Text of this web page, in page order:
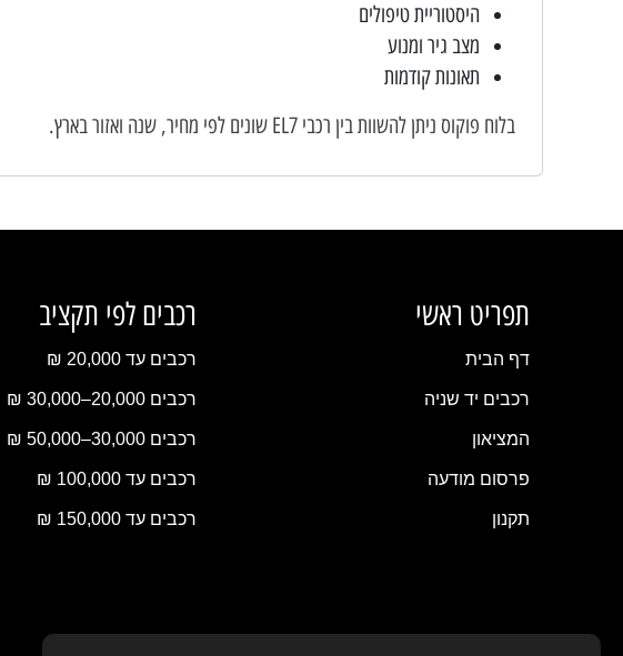
היסטוריית טיפולים
מצב גיר ומנוע
תאונות קודמות
בלוח פוקוס ניתן להשוות בין רכבי EL7 שונים לפי מחיר, שנה ואזור בארץ.
תפריט ראשי
דף הבית
רכבים יד שניה
המציאון
פרסום מודעה
תקנון
רכבים לפי תקציב
רכבים עד 20,000 ₪
רכבים 20,000–30,000 ₪
רכבים 30,000–50,000 ₪
רכבים עד 100,000 ₪
רכבים עד 150,000 ₪